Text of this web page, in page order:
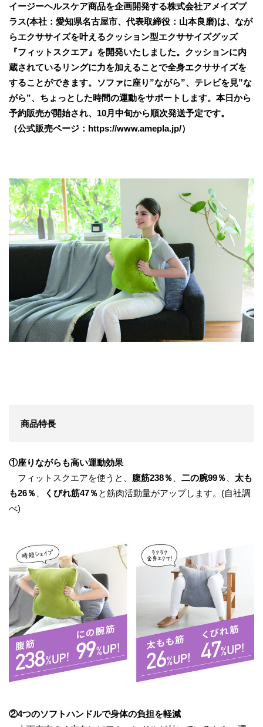
イージーヘルスケア商品を企画開発する株式会社アメイズプ
ラス(本社：愛知県名古屋市、代表取締役：山本良磨)は、なが
らエクササイズを叶えるクッション型エクササイズグッズ
『フィットスクエア』を開発いたしました。クッションに内
蔵されているリングに力を加えることで全身エクササイズを
することができます。ソファに座り”ながら”、テレビを見”な
がら”、ちょっとした時間の運動をサポートします。本日から
予約販売が開始され、10月中旬から順次発送予定です。
（公式販売ページ：https://www.amepla.jp/）
商品特長
①座りながらも高い運動効果
フィットスクエアを使うと、 腹筋238％ 二の腕99％
太も
も26％
くびれ筋47％と筋肉活動量がアップします。(自社調
べ)
②4つのソフトハンドルで身体の負担を軽減